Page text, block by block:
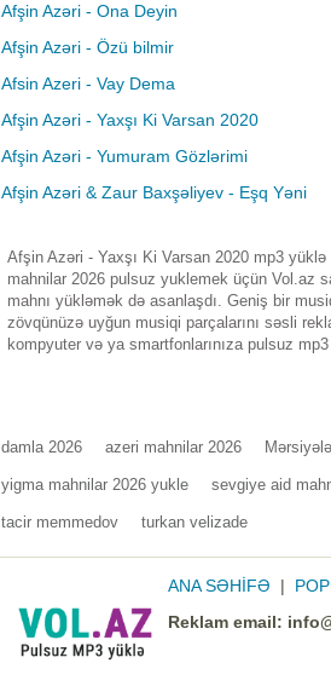
Afşin Azəri - Ona Deyin
Afşin Azəri - Özü bilmir
Afsin Azeri - Vay Dema
Afşin Azəri - Yaxşı Ki Varsan 2020
Afşin Azəri - Yumuram Gözlərimi
Afşin Azəri & Zaur Baxşəliyev - Eşq Yəni
Afşin Azəri - Yaxşı Ki Varsan 2020 mp3
mahnilar 2026 pulsuz yuklemek üçün Vol.az
mahnı yükləmək də asanlaşdı. Geniş bir
zövqünüzə uyğun musiqi parçalarını səsli
kompyuter və ya smartfonlarınıza pulsuz
damla 2026 azeri mahnilar 2026
yigma mahnilar 2026 yukle sevgiye aid
tacir memmedov turkan velizade
ANA SƏHİFƏ |
Reklam email: